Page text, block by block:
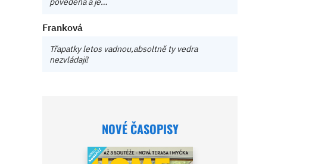
Franková
Třapatky letos vadnou,absoltně ty vedra
nezvládají!
NOVÉ ČASOPISY